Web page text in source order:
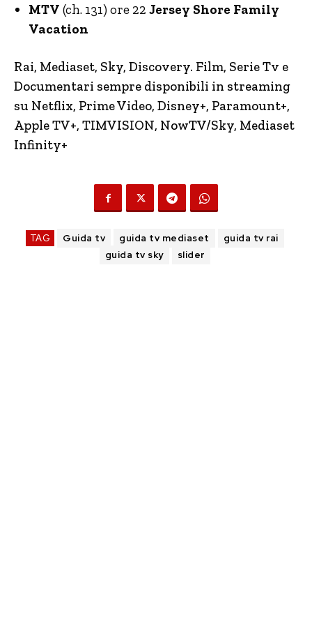
MTV (ch. 131) ore 22 Jersey Shore Family
Vacation
Rai, Mediaset, Sky, Discovery. Film, Serie Tv e
Documentari sempre disponibili in streaming
su Netflix, Prime Video, Disney+, Paramount+,
Apple TV+, TIMVISION, NowTV/Sky, Mediaset
Infinity+
TAG Guida tv guida tv mediaset
guida tv rai
guida tv sky
slider